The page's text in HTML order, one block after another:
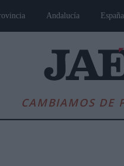
Andalucía España
CAMBIAMOS DE